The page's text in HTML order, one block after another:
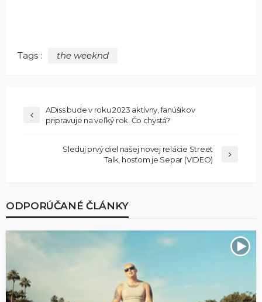
Tags : the weeknd
ADiss bude v roku 2023 aktívny, fanúšikov
pripravuje na veľký rok. Čo chystá?
Sleduj prvý diel našej novej relácie Street
Talk, hosťom je Separ (VIDEO)
ODPORÚČANÉ ČLÁNKY